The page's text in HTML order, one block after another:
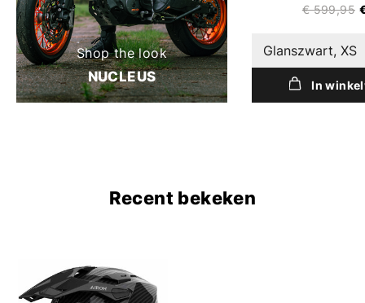
Shop the look
NUCLEUS
€ 599,95
Glanszwart, XS
In
Recent bekeken